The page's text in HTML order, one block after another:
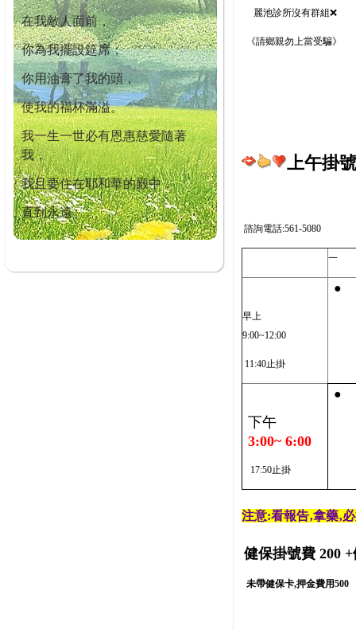
在我敵人面前，
你為我擺設筵席；
你用油膏了我的頭，
使我的福杯滿溢。
我一生一世必有恩惠慈愛隨著
我，
我且要住在耶和華的殿中，
直到永遠。
麗池診所沒有群組❌
《請鄉親勿上當受騙》
上午掛
諮詢電話:561-5080
一
早上
9:00~12:00
11:40止掛
●
下午
3:00~ 6:00
17:50止掛
●
注意:看報告‚拿藥‚
健保掛號費 200 +
未帶健保卡,押金費用500